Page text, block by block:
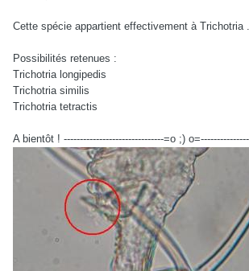
Cette spécie appartient effectivement à Trichotria .
Possibilités retenues :
Trichotria longipedis
Trichotria similis
Trichotria tetractis
A bientôt ! -------------------------------=o ;)